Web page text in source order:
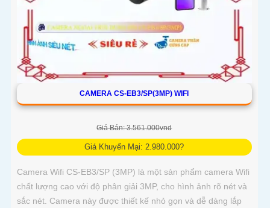
CAMERA CS-EB3/SP(3MP) WIFI
Giá Bán: 3.561.000vnd
Giá Khuyến Mại: 2.980.000?
Camera Wifi CS-EB3/SP (3MP) là một sản phẩm camera Wifi
chất lượng cao với độ phân giải 3MP, cho hình ảnh rõ nét và
sắc nét. Camera này được thiết kế nhỏ gọn và dễ dàng lắp